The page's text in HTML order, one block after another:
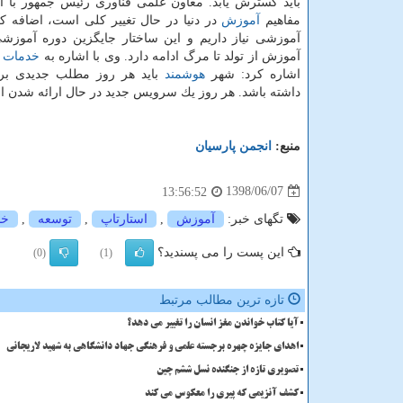
مفاهیم
آموزش در دنیا در حال تغییر كلی است، اضافه
آموزشی نیاز داریم و این ساختار جایگزین دوره
آموزش از تولد تا مرگ ادامه دارد. وی با اشاره به خدمات
اشاره كرد: شهر هوشمندباید هر روز مطلب جدیدی
داشته باشد. هر روز یك سرویس جدید در حال ارائه شدن
منبع: انجمن پارسیان
1398/06/07
13:56:52
تگهای خبر:
آموزش استارتاپ توسعه
این پست را می پسندید؟ (1)
(0)
تازه ترین مطالب مرتبط
آیا کتاب خواندن مغز انسان را تغییر می دهد؟
اهدای جایزه چهره برجسته علمی و فرهنگی جهاد دانشگاهی به شهید لاریجانی
تصویری تازه از جنگنده نسل ششم چین
کشف آنزیمی که پیری را معکوس می کند